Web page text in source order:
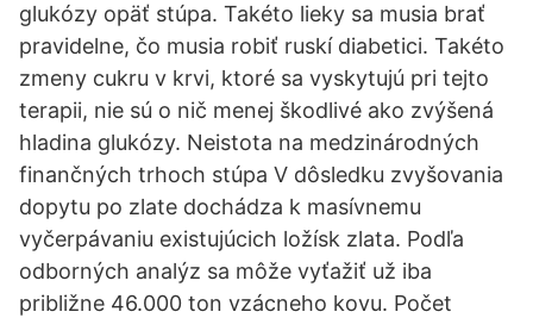
glukózy opäť stúpa. Takéto lieky sa musia brať
pravidelne, čo musia robiť ruskí diabetici. Takéto
zmeny cukru v krvi, ktoré sa vyskytujú pri tejto
terapii, nie sú o nič menej škodlivé ako zvýšená
hladina glukózy. Neistota na medzinárodných
finančných trhoch stúpa V dôsledku zvyšovania
dopytu po zlate dochádza k masívnemu
vyčerpávaniu existujúcich ložísk zlata. Podľa
odborných analýz sa môže vyťažiť už iba
približne 46.000 ton vzácneho kovu. Počet